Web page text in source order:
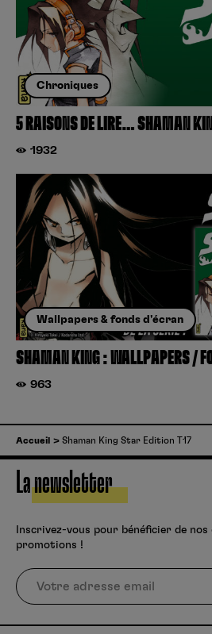
Chroniques
5 RAISONS DE LIRE… SHAMAN
1932
Wallpapers & fonds d'écran
SHAMAN KING : WALLPAPERS /
963
Accueil Shaman King Star Edition T17
La newsletter
Inscrivez-vous pour bénéficier de
promotions !